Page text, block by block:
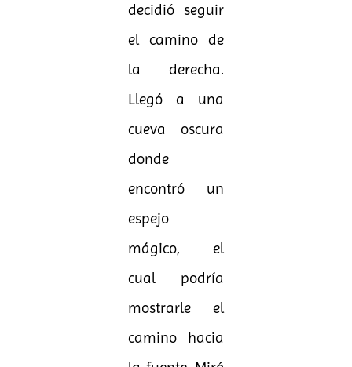
decidió seguir
el camino de
la derecha.
Llegó a una
cueva oscura
donde
encontró un
espejo
mágico, el
cual podría
mostrarle el
camino hacia